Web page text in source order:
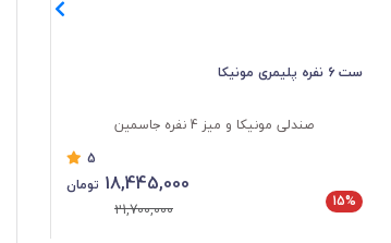
ست 6 نفره پلیمری مونیکا
صندلی مونیکا و میز 4 نفره جاسمین
5
15%
18,445,000 تومان
21,700,000